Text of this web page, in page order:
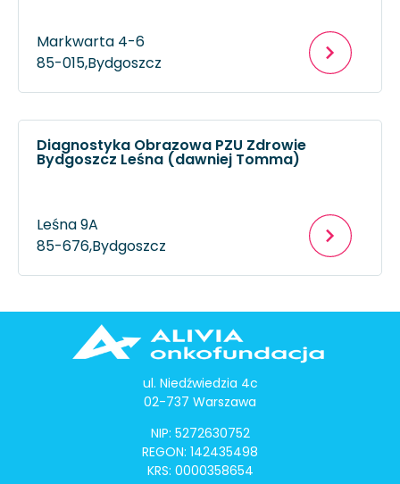
Markwarta 4-6
85-015,Bydgoszcz
Diagnostyka Obrazowa PZU Zdrowie
Bydgoszcz Leśna (dawniej Tomma)
Leśna 9A
85-676,Bydgoszcz
ul. Niedźwiedzia 4c
02-737 Warszawa
NIP: 5272630752
REGON: 142435498
KRS: 0000358654